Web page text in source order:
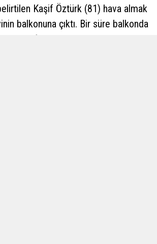
Kaşif Öztürk (81) hava almak
balkonuna çıktı. Bir süre balkonda
aniden fenalaşarak dengesini